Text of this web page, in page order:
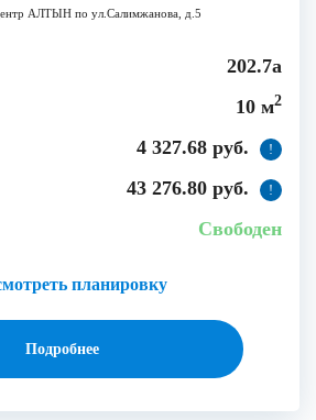
АЛТЫН по ул.Салимжанова, д.5
202.7а
10 м2
4 327.68 руб. !
43 276.80 руб. !
планировку
Свободен
Подробнее